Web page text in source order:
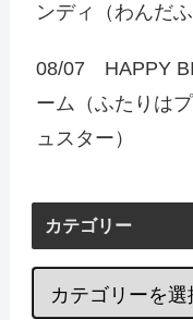
ンディ（わんだ
08/07 HAPPY
ーム（ふたりは
ュスター）
カテゴリー